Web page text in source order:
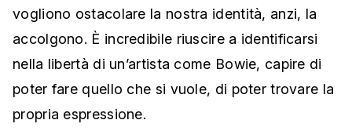
vogliono ostacolare la nostra identità, anzi, la
accolgono. È incredibile riuscire a identificarsi
nella libertà di un’artista come Bowie, capire di
poter fare quello che si vuole, di poter trovare la
propria espressione.